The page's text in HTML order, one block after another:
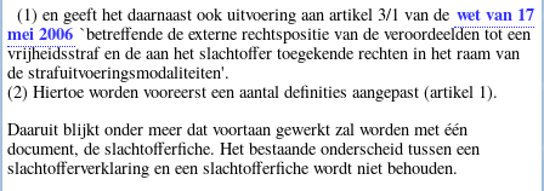
(1) en geeft het daarnaast ook uitvoering aan artikel 3/1 van de wet van 17
mei 2006 `betreffende de externe rechtspositie van de veroordeelden tot een
vrijheidsstraf en de aan het slachtoffer toegekende rechten in het raam van
de strafuitvoeringsmodaliteiten'.
(2) Hiertoe worden vooreerst een aantal definities aangepast (artikel 1).
Daaruit blijkt onder meer dat voortaan gewerkt zal worden met één
document, de slachtofferfiche. Het bestaande onderscheid tussen een
slachtofferverklaring en een slachtofferfiche wordt niet behouden.